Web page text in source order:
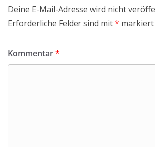
Deine E-Mail-Adresse wird nicht
Erforderliche Felder sind mit* markiert
Kommentar*